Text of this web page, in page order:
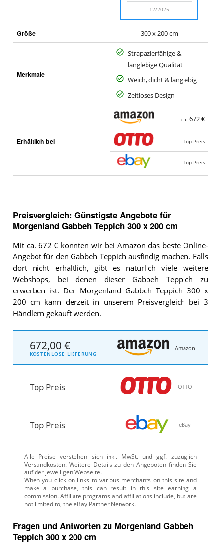
12/2025
Größe 300 x 200 cm
Merkmale
Strapazierfähige &
langlebige Qualität
Weich, dicht & langlebig
Zeitloses Design
Erhältlich bei
ca. 672 €
Top Preis
Top Preis
Preisvergleich: Günstigste Angebote für
Morgenland Gabbeh Teppich 300 x 200 cm
Mit ca. 672 € konnten wir beiAmazon das beste Online-
Angebot für den Gabbeh Teppich ausfindig machen. Falls
dort nicht erhältlich, gibt es natürlich viele weitere
Webshops, bei denen dieser Gabbeh Teppich zu
erwerben ist. Der Morgenland Gabbeh Teppich 300 x
200 cm kann derzeit in unserem Preisvergleich bei 3
Händlern gekauft werden.
672,00 €
KOSTENLOSE LIEFERUNG
Amazon
Top Preis OTTO
Top Preis eBay
Alle Preise verstehen sich inkl. MwSt. und ggf. zuzüglich
Versandkosten. Weitere Details zu den Angeboten finden Sie
auf der jeweiligen Webseite.
Fragen und Antworten zu Morgenland Gabbeh
Teppich 300 x 200 cm